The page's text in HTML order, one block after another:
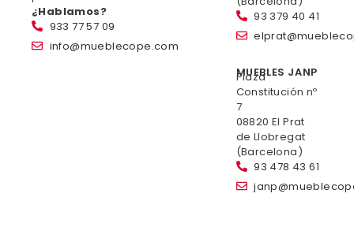
¿Hablamos?
933 77 57 09
info@mueblecope.com
93 379 40 41
MUEBLES JANP
Plaza
Constitución nº
7
08820 El Prat
de Llobregat
(Barcelona)
93 478 43 61